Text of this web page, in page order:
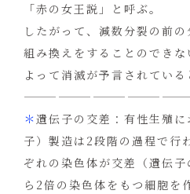
「赤の女王説」と呼ぶ。
したがって、減数分裂の前
組み換えをすることのでき
よって消滅が予言されている
＊ 遺伝子の交差：有性生殖
子）製造は2段階の過程で行
ぞれの染色体が交差（遺伝
ら2倍の染色体をもつ細胞を